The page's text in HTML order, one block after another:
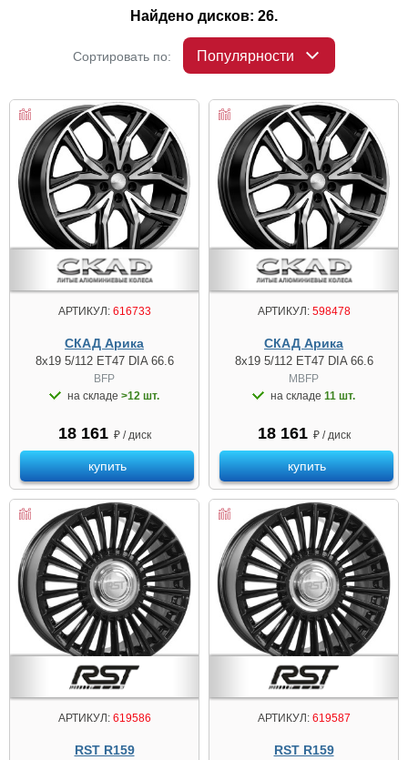
Найдено дисков: 26.
Сортировать по: Популярности
АРТИКУЛ:616733
СКАД Арика
8x19 5/112 ET47 DIA 66.6
BFP
на складе >12 шт.
18 161 ₽ / диск
купить
АРТИКУЛ:598478
СКАД Арика
8x19 5/112 ET47 DIA 66.6
MBFP
на складе 11 шт.
18 161 ₽ / диск
купить
АРТИКУЛ:619586
RST R159
АРТИКУЛ:619587
RST R159